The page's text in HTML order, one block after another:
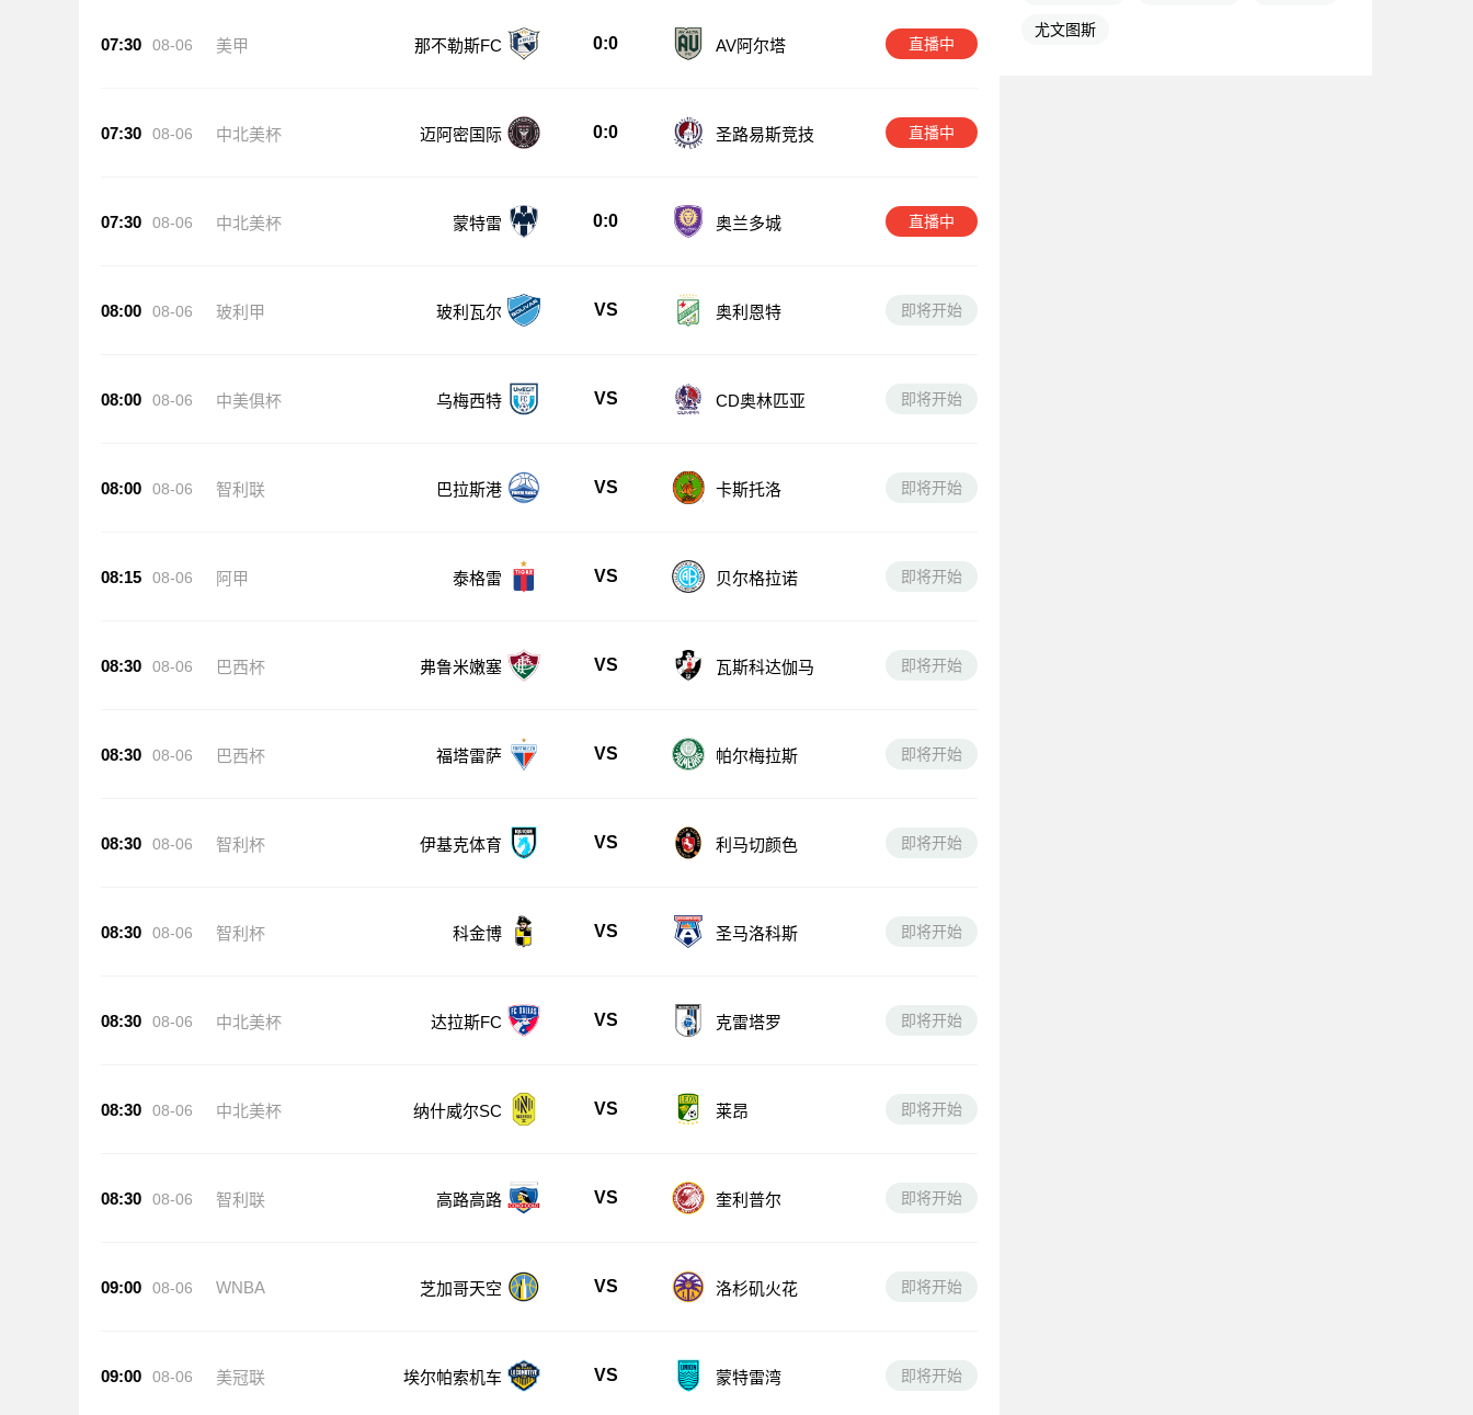
07:30 08-06 美甲 那不勒斯FC 0:0 AV阿尔塔 直播中
07:30 08-06 中北美杯 迈阿密国际 0:0 圣路易斯竞技 直播中
07:30 08-06 中北美杯 蒙特雷 0:0 奥兰多城 直播中
08:00 08-06 玻利甲 玻利瓦尔 VS 奥利恩特 即将开始
08:00 08-06 中美俱杯 乌梅西特 VS CD奥林匹亚 即将开始
08:00 08-06 智利联 巴拉斯港 VS 卡斯托洛 即将开始
08:15 08-06 阿甲 泰格雷 VS 贝尔格拉诺 即将开始
08:30 08-06 巴西杯 弗鲁米嫩塞 VS 瓦斯科达伽马 即将开始
08:30 08-06 巴西杯 福塔雷萨 VS 帕尔梅拉斯 即将开始
08:30 08-06 智利杯 伊基克体育 VS 利马切颜色 即将开始
08:30 08-06 智利杯 科金博 VS 圣马洛科斯 即将开始
08:30 08-06 中北美杯 达拉斯FC VS 克雷塔罗 即将开始
08:30 08-06 中北美杯 纳什威尔SC VS 莱昂 即将开始
08:30 08-06 智利联 高路高路 VS 奎利普尔 即将开始
09:00 08-06 WNBA 芝加哥天空 VS 洛杉矶火花 即将开始
09:00 08-06 美冠联 埃尔帕索机车 VS 蒙特雷湾 即将开始
尤文图斯